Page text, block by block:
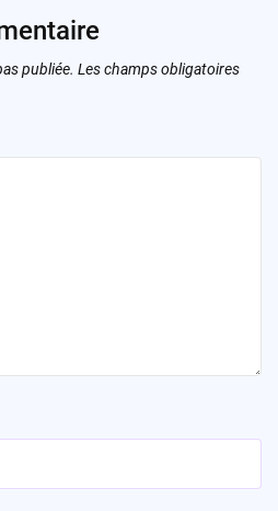
publiée. Les champs obligatoires